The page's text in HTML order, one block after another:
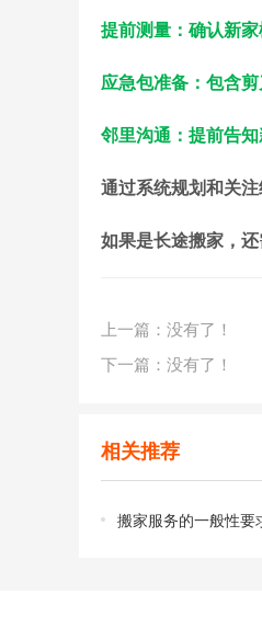
提前测量：确认新
应急包准备：包含
邻里沟通：提前告
通过系统规划和关
如果是长途搬家，
上一篇：没有了！
下一篇：没有了！
相关推荐
搬家服务的一般性要